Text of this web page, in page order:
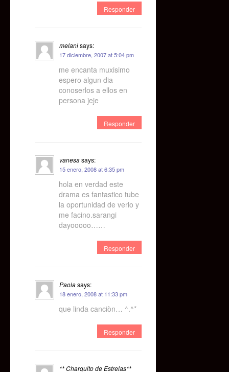
Responder
melanisays:
17 diciembre, 2007 at 5:04 pm
me encanta muxisimo
espero algun dia
conoserlos a ellos en
persona jeje
Responder
vanesasays:
15 enero, 2008 at 6:35 pm
hola en verdad este
drama es fantastico tube
la oportunidad de verlo y
me facino.sarangi
dayooooo……
Responder
Paolasays:
18 enero, 2008 at 11:33 pm
que linda canciòn… ^.^*
Responder
** Charquito de Estrelas**